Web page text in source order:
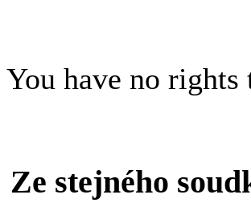
You have no rights
Ze stejného